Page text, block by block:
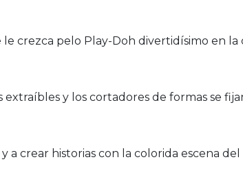
crezca pelo Play-Doh divertidísimo en
extraíbles y los cortadores de formas se
y a crear historias con la colorida escena